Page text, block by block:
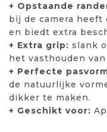
+ Opstaande
bij de camera heeft
en biedt extra
+ Extra grip: slank
het vasthouden
+ Perfecte
de natuurlijke
dikker te maken.
+ Geschikt voor: